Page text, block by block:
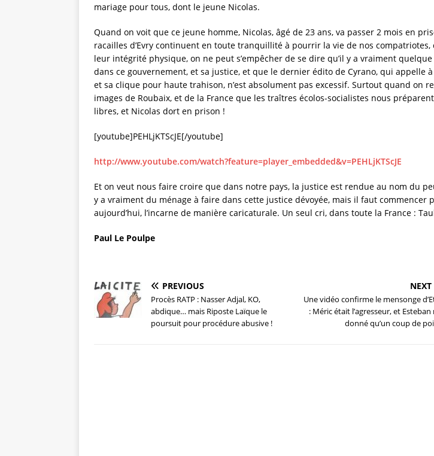
mariage pour tous, dont le jeune Nicolas.
Quand on voit que ce jeune homme, Nicolas, âgé de 23 ans, va passer 2 mois en
racailles d’Evry continuent en toute tranquillité à pourrir la vie de nos compatriotes,
leur intégrité physique, on ne peut s’empêcher de se dire qu’il y a vraiment
dans ce gouvernement, et sa justice, et que le dernier édito de Cyrano, qui appelle
et sa clique pour haute trahison, n’est absolument pas excessif. Surtout quand on
images de Roubaix, et de la France que les traîtres écolos-socialistes nous
libres, et Nicolas dort en prison !
[youtube]PEHLjKTScJE[/youtube]
http://www.youtube.com/watch?feature=player_embedded&v=PEHLjKTScJE
Et on veut nous faire croire que dans notre pays, la justice est rendue au nom du
y a vraiment du ménage à faire dans cette justice dévoyée, mais il faut commencer
aujourd’hui, l’incarne de manière caricaturale. Un seul cri, dans toute la France :
Paul Le Poulpe
PREVIOUS
Procès RATP : Nasser Adjal, KO,
abdique… mais Riposte Laïque le
poursuit pour procédure abusive !
NEXT
Une vidéo confirme le mensonge
: Méric était l’agresseur, et Esteban
donné qu’un coup de